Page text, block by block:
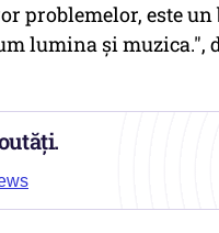
problemelor, este
lumina şi muzica.",